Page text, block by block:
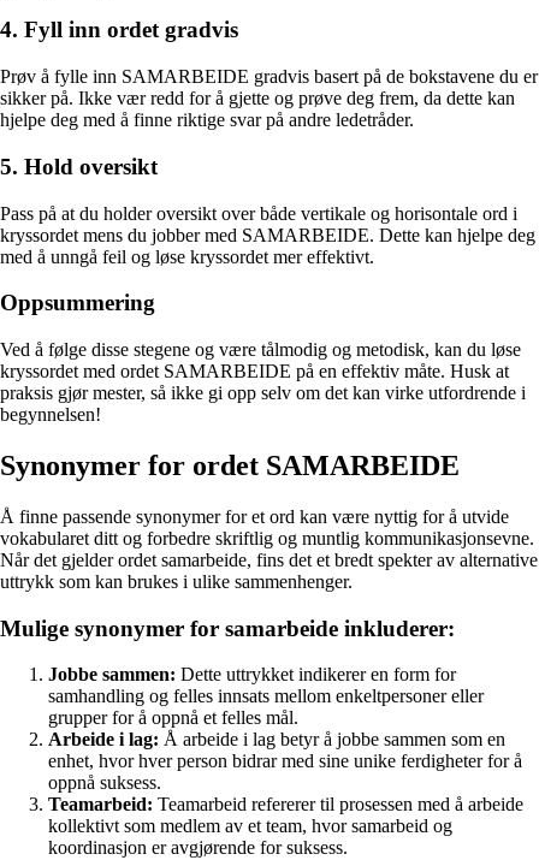
4. Fyll inn ordet gradvis
Prøv å fylle inn SAMARBEIDE gradvis basert på de bokstavene du er
sikker på. Ikke vær redd for å gjette og prøve deg frem, da dette kan
hjelpe deg med å finne riktige svar på andre ledetråder.
5. Hold oversikt
Pass på at du holder oversikt over både vertikale og horisontale ord i
kryssordet mens du jobber med SAMARBEIDE. Dette kan hjelpe deg
med å unngå feil og løse kryssordet mer effektivt.
Oppsummering
Ved å følge disse stegene og være tålmodig og metodisk, kan du løse
kryssordet med ordet SAMARBEIDE på en effektiv måte. Husk at
praksis gjør mester, så ikke gi opp selv om det kan virke utfordrende i
begynnelsen!
Synonymer for ordet SAMARBEIDE
Å finne passende synonymer for et ord kan være nyttig for å utvide
vokabularet ditt og forbedre skriftlig og muntlig kommunikasjonsevne.
Når det gjelder ordet samarbeide, fins det et bredt spekter av alternative
uttrykk som kan brukes i ulike sammenhenger.
Mulige synonymer for samarbeide inkluderer:
Jobbe sammen: Dette uttrykket indikerer en form for
samhandling og felles innsats mellom enkeltpersoner eller
grupper for å oppnå et felles mål.
Arbeide i lag: Å arbeide i lag betyr å jobbe sammen som en
enhet, hvor hver person bidrar med sine unike ferdigheter for å
oppnå suksess.
Teamarbeid: Teamarbeid refererer til prosessen med å arbeide
kollektivt som medlem av et team, hvor samarbeid og
koordinasjon er avgjørende for suksess.